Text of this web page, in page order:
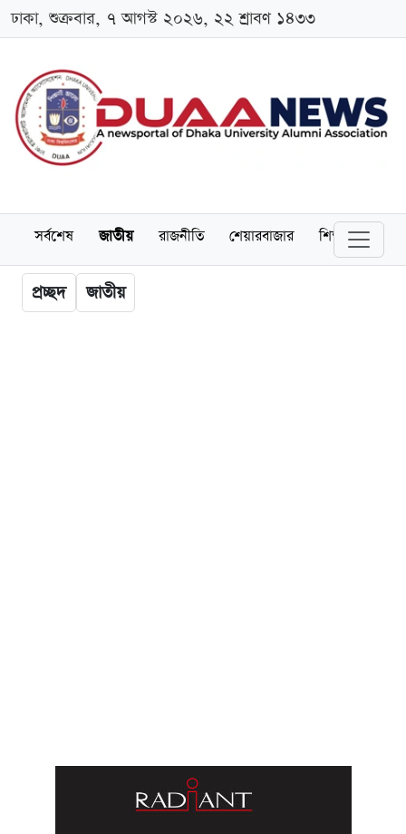
ঢাকা, শুক্রবার, ৭ আগস্ট ২০২৬, ২২ শ্রাবণ ১৪৩৩
সর্বশেষ জাতীয় রাজনীতি শেয়ারবাজার শিক্ষা
প্রচ্ছদ জাতীয়